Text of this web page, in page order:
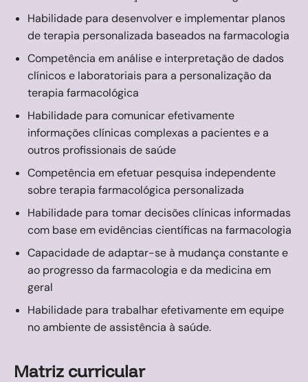
Habilidade para desenvolver e implementar planos
de terapia personalizada baseados na farmacologia
Competência em análise e interpretação de dados
clínicos e laboratoriais para a personalização da
terapia farmacológica
Habilidade para comunicar efetivamente
informações clínicas complexas a pacientes e a
outros profissionais de saúde
Competência em efetuar pesquisa independente
sobre terapia farmacológica personalizada
Habilidade para tomar decisões clínicas informadas
com base em evidências científicas na farmacologia
Capacidade de adaptar-se à mudança constante e
ao progresso da farmacologia e da medicina em
geral
Habilidade para trabalhar efetivamente em equipe
no ambiente de assistência à saúde.
Matriz curricular